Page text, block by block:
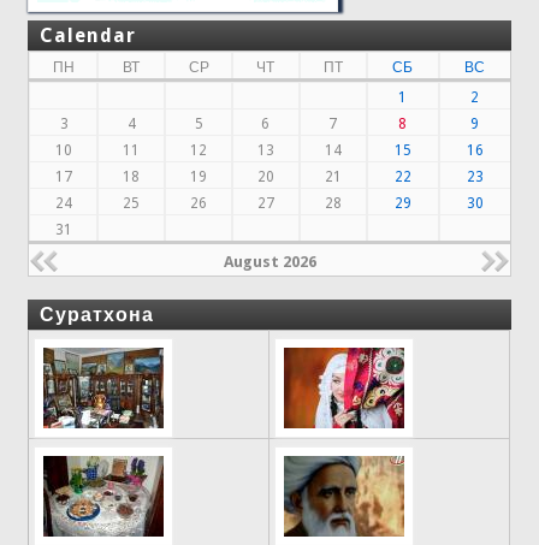
Calendar
ПН ВТ СР ЧТ ПТ СБ
ВС
1
2
3
4 5 6 7 8
9
10
11 12 13 14 15
16
17
18 19 20 21 22
23
24
25 26 27 28 29
30
31
August 2026
Суратхона